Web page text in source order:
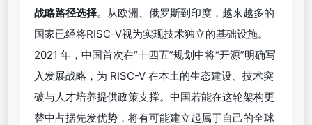
战略路径选择。从欧洲、俄罗斯到印度，越来越多的
国家已经将RISC-V视为实现技术独立的基础设施。
2021 年，中国首次在“十四五”规划中将“开源”明确写
入发展战略，为 RISC-V 在本土的生态建设、技术突
破与人才培养提供政策支撑。中国若能在这轮架构更
替中占据先发优势，将有可能建立起属于自己的全球